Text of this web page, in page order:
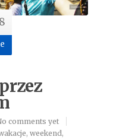
comments yet
, weekend,